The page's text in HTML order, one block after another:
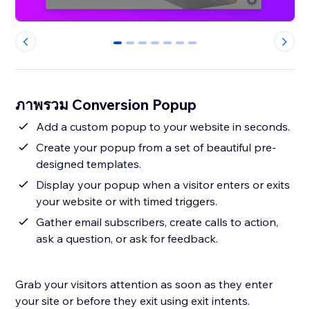
0 1 2 3 4 5 6
ภาพรวม Conversion Popup
Add a custom popup to your website in seconds.
Create your popup from a set of beautiful pre-
designed templates.
Display your popup when a visitor enters or exits
your website or with timed triggers.
Gather email subscribers, create calls to action,
ask a question, or ask for feedback.
Grab your visitors attention as soon as they enter
your site or before they exit using exit intents.